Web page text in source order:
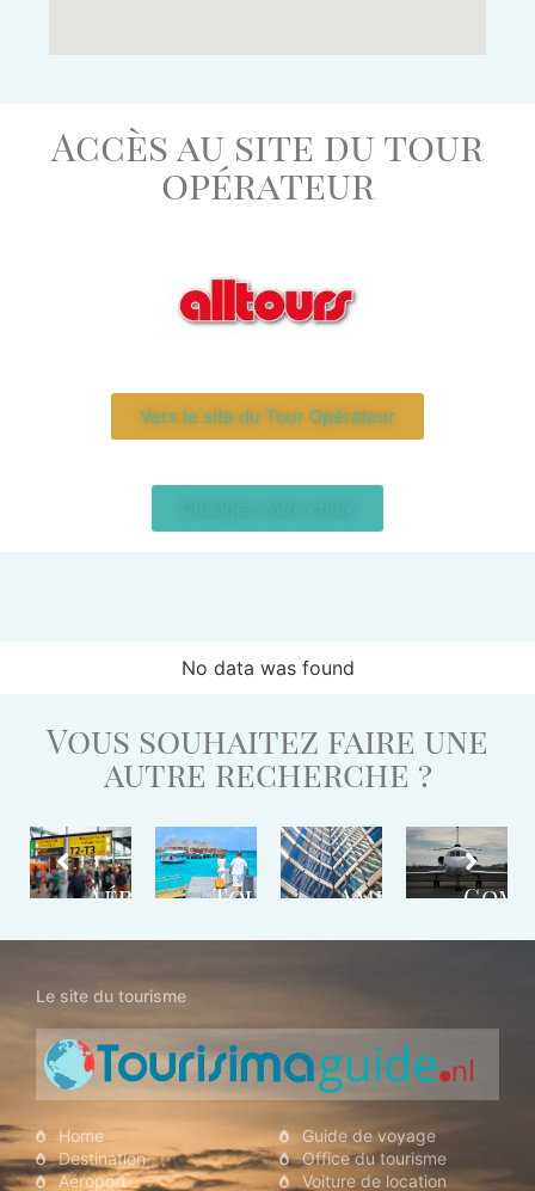
Accès au site du tour
opérateur
Vers le site du Tour Opérateur
No data was found
Vous souhaitez faire une
autre recherche ?
AéroportTour
Ambassade
Le site du tourisme
Home
Destination
Aéroport
Guide de voyage
Office du tourisme
Voiture de location